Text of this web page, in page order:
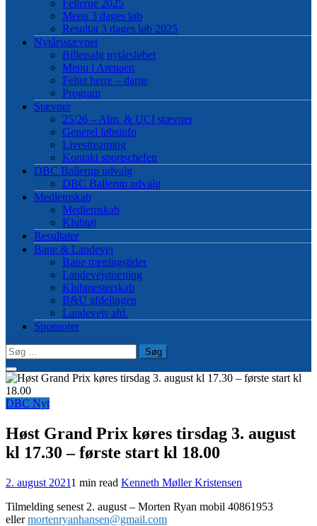
Felterne 2025
Menu 3 dages løb
Resultat 3 dages løb 2025
Nytårsstævnet
Billetsalg nytårsløbet
Menu i Arenaen
Feltet herre – dame
Program
Stævner
25/26 – Alm. & UCI stævner
Generel løbsinfo
Livestreaming
Kontakt sportschefen
DBC Ballerup udvalg
DBC Ballerup udvalg
Medlemskab
Medlemskab
Klubtøj
Resultater
Bane & Landevej
Bane træningstider
Landevejstræning
Klubmesterskab
B&U afdelingen
Landevejs afd.
Sponsorer
Søg
efter:
DBC Nyt
Høst Grand Prix køres tirsdag 3. august
kl 17.30 – første start kl 18.00
2. august 20211 min read Kenneth Møller Kristensen
Tilmelding senest 2. august – Morten Ryan mobil 40861953
ellermortenryanhansen@gmail.com